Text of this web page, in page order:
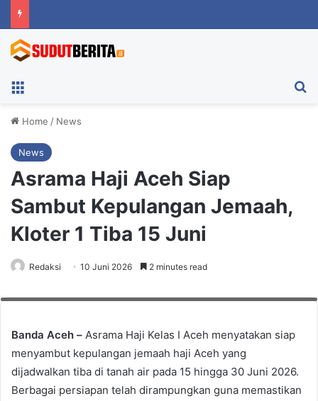
Home / News
News
Asrama Haji Aceh Siap
Sambut Kepulangan Jemaah,
Kloter 1 Tiba 15 Juni
Redaksi 10 Juni 2026 2 minutes read
Banda Aceh – Asrama Haji Kelas I Aceh menyatakan siap
menyambut kepulangan jemaah haji Aceh yang
dijadwalkan tiba di tanah air pada 15 hingga 30 Juni 2026.
Berbagai persiapan telah dirampungkan guna memastikan